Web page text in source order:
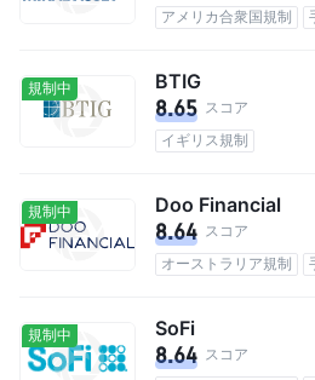
アメリカ合衆国規制
規制中 BTIG
8.65 スコア
イギリス規制
規制中 Doo Financial
8.64 スコア
オーストラリア規制
規制中 SoFi
8.64 スコア